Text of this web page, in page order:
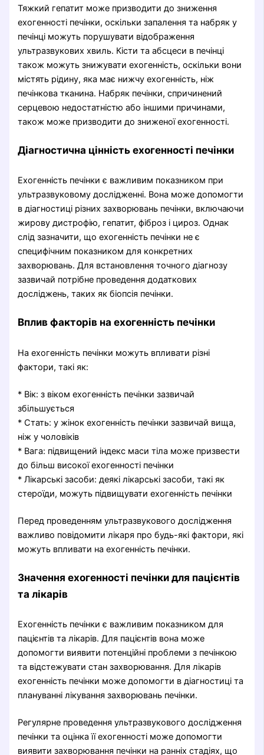
Тяжкий гепатит може призводити до зниження
ехогенності печінки, оскільки запалення та набряк у
печінці можуть порушувати відображення
ультразвукових хвиль. Кісти та абсцеси в печінці
також можуть знижувати ехогенність, оскільки вони
містять рідину, яка має нижчу ехогенність, ніж
печінкова тканина. Набряк печінки, спричинений
серцевою недостатністю або іншими причинами,
також може призводити до зниженої ехогенності.
Діагностична цінність ехогенності печінки
Ехогенність печінки є важливим показником при
ультразвуковому дослідженні. Вона може допомогти
в діагностиці різних захворювань печінки, включаючи
жирову дистрофію, гепатит, фіброз і цироз. Однак
слід зазначити, що ехогенність печінки не є
специфічним показником для конкретних
захворювань. Для встановлення точного діагнозу
зазвичай потрібне проведення додаткових
досліджень, таких як біопсія печінки.
Вплив факторів на ехогенність печінки
На ехогенність печінки можуть впливати різні
фактори, такі як:
* Вік: з віком ехогенність печінки зазвичай
збільшується
* Стать: у жінок ехогенність печінки зазвичай вища,
ніж у чоловіків
* Вага: підвищений індекс маси тіла може призвести
до більш високої ехогенності печінки
* Лікарські засоби: деякі лікарські засоби, такі як
стероїди, можуть підвищувати ехогенність печінки
Перед проведенням ультразвукового дослідження
важливо повідомити лікаря про будь-які фактори, які
можуть впливати на ехогенність печінки.
Значення ехогенності печінки для пацієнтів
та лікарів
Ехогенність печінки є важливим показником для
пацієнтів та лікарів. Для пацієнтів вона може
допомогти виявити потенційні проблеми з печінкою
та відстежувати стан захворювання. Для лікарів
ехогенність печінки може допомогти в діагностиці та
плануванні лікування захворювань печінки.
Регулярне проведення ультразвукового дослідження
печінки та оцінка її ехогенності може допомогти
виявити захворювання печінки на ранніх стадіях, що